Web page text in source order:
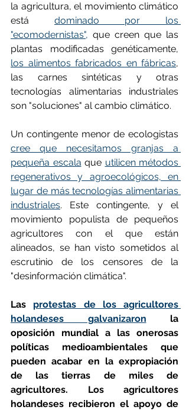
la agricultura, el movimiento climático
está dominado por los
"ecomodernistas", que creen que las
los alimentos fabricados en fábricas,
las carnes sintéticas y otras
tecnologías alimentarias industriales
son "soluciones" al cambio climático.
cree que necesitamos granjas a
pequeña escala que utilicen métodos
regenerativos y agroecológicos, en
lugar de más tecnologías alimentarias
industriales. Este contingente, y el
movimiento populista de pequeños
agricultores con el que están
alineados, se han visto sometidos al
escrutinio de los censores de la
"desinformación climática".
Las protestas de los agricultores
holandeses galvanizaron la
oposición mundial a las onerosas
políticas medioambientales que
pueden acabar en la expropiación
de las tierras de miles de
agricultores. Los agricultores
holandeses recibieron el apoyo de